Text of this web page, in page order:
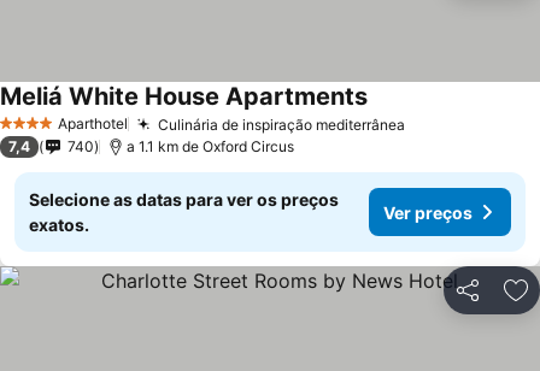
4 EstrelasAparthotel Culinária de inspiração mediterrânea
Meliá White House ApartmentsVer preços
7,4 740 a 1.1 km de Oxford Circus
Selecione as datas para ver os preços
exatos.
Ver preços
Partilhar